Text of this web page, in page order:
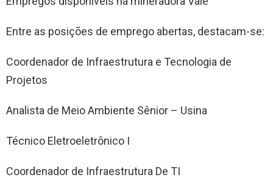
Entre as posições de emprego abertas, destacam-se:
Coordenador de Infraestrutura e Tecnologia de
Projetos
Analista de Meio Ambiente Sênior – Usina
Técnico Eletroeletrônico I
Coordenador de Infraestrutura De TI